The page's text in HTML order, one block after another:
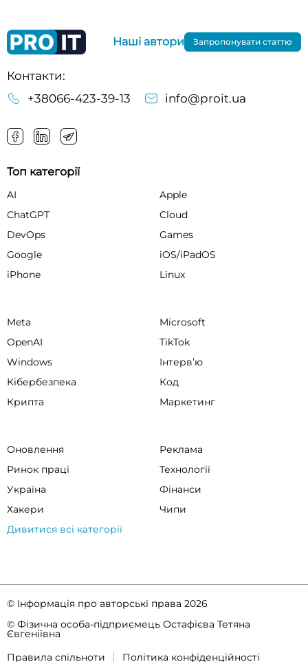
Контакти:
+38066-423-39-13
info@proit.ua
Наші автори Запропонувати статтю
Топ категорії
AI
Apple
ChatGPT
Cloud
DevOps
Games
Google
iOS/iPadOS
iPhone
Linux
Meta
Microsoft
OpenAI
TikTok
Windows
Інтервʼю
Кібербезпека
Код
Крипта
Маркетинг
Оновлення
Реклама
Ринок праці
Технології
Україна
Фінанси
Хакери
Чипи
Дивитися всі категорії
© Інформація про авторські права 2026
© Фізична особа-підприємець Остафієва Тетяна
Євгеніївна
Правила спільноти
Політика конфіденційності